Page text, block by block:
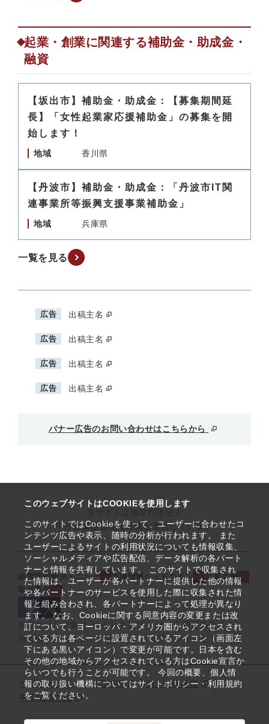
このウェブサイトはCOOKIEを使用します
このサイトではCookieを使って、ユーザーに合わせたコ
ンテンツ広告や表示、随時の分析が行われます。 また
ユーザーによるサイトの利用状況についても情報収集、
ソーシャルメディアや広告配信、データ解析の各パート
ナーと情報を共有しています。 このサイトで収集され
た情報は、ユーザーが各パートナーに提供した他の情報
や各パートナーのサービスを使用した際に収集された情
報と組み合わされ、各パートナーによって処理が異なり
ます。 なお、Cookieに関する同意内容の変更または改
訂について、ヨーロッパ・アメリカ圏からアクセスされ
ている方は各ページに設置されているアイコン（画面左
下にある黒いアイコン）で変更が可能です。日本を含む
その他の地域からアクセスされている方はCookie宣言か
らいつでも行うことが可能です。 今回の概要、個人情
報の取り扱い機構についてはサイトポリシー・利用規約
をご覧ください。
起業・創業に関連する補助金・助成金・
融資
【坂出市】補助金・助成金：【募集期間延
長】「女性起業家応援補助金」の募集を開
始します！
地域 香川県
【丹波市】補助金・助成金：「丹波市IT関
連事業所等振興支援事業補助金」
地域 兵庫県
一覧を見る
広告 出稿主名
広告 出稿主名
広告 出稿主名
広告 出稿主名
バナー広告のお問い合わせはこちらから
中小企業基盤整備機構が運営しています
経営課題解決メニュー 支援情報ヘッドライン
起業支援
取組事例
役立つリンク集 サイトマップ
サイト利用条件
SNS公式アカウント一覧
ウェブアクセシビリティ
サイトポリシー・利用規約
個人情報保護
中小機構とは